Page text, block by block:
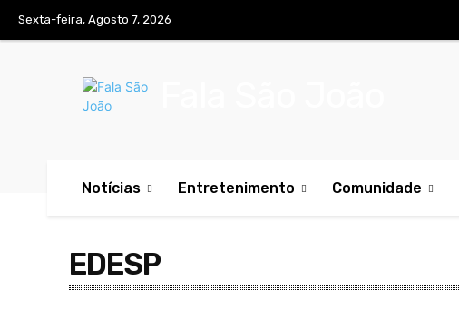
Sexta-feira, Agosto 7, 2026
Notícias Entretenimento Comunidade
EDESP